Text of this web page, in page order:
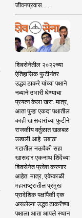
जीवनप्रवास.....
शिवसेनेतील २०२२च्या
ऐतिहासिक फुटीनंतर
उद्धव ठाकरे यांच्या पक्षाने
नव्याने उभारी घेण्याचा
प्रयत्न केला खरा. मात्र,
आता पुन्हा एकदा पक्षातील
काही खासदारांच्या फुटीने
राजकीय वर्तुळात खळबळ
उडाली आहे. उबाठा
गटातील नऊपैकी सहा
खासदार एकनाथ शिंदेंच्या
शिवसेनेत प्रवेश करणार
आहेत. मात्र, एकेकाळी
महाराष्ट्रातील प्रमुख
प्रादेशिक पक्षांपैकी एक
असलेल्या उद्धव ठाकरेंच्या
पक्षाला आता आपले स्थान